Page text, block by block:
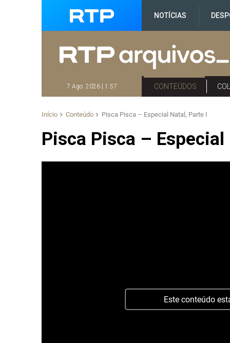
NOTÍCIAS
7 Ago. 2026 | 1:57 CONTEÚDOS
Início Conteúdo Pisca Pisca – Especial Natal, Parte I
Pisca Pisca –
Este conteúdo